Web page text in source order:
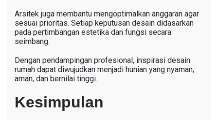
Arsitek juga membantu mengoptimalkan anggaran agar
sesuai prioritas. Setiap keputusan desain didasarkan
pada pertimbangan estetika dan fungsi secara
seimbang.
Dengan pendampingan profesional, inspirasi desain
rumah dapat diwujudkan menjadi hunian yang nyaman,
aman, dan bernilai tinggi.
Kesimpulan